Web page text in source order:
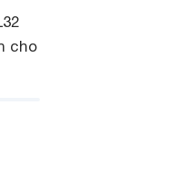
cho